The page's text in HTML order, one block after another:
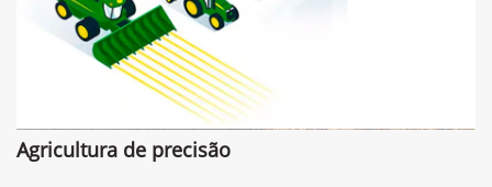
Agricultura de precisão